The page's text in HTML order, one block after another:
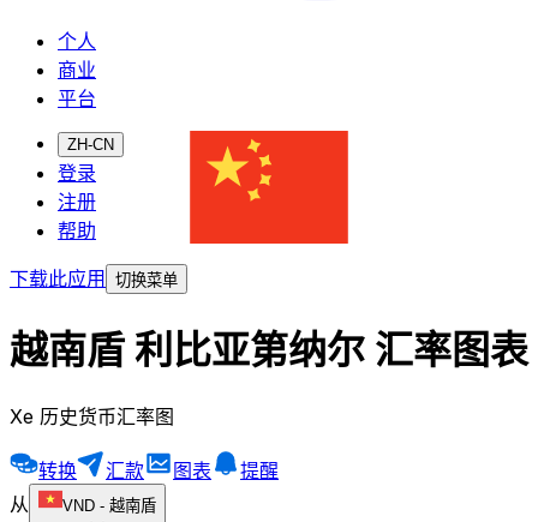
个人
商业
平台
ZH-CN
登录
注册
帮助
下载此应用
切换菜单
越南盾 利比亚第纳尔 汇率图表
Xe 历史货币汇率图
转换 汇款 图表
提醒
从
VND - 越南盾